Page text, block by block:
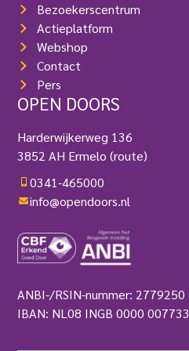
Bezoekerscentrum
Actieplatform
Webshop
Contact
Pers
OPEN DOORS
Harderwijkerweg 136
3852 AH Ermelo(route)
0341-465000
info@opendoors.nl
ANBI-/RSIN-nummer: 2779250
IBAN: NL08 INGB 0000 007733